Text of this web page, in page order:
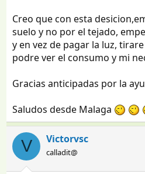
Creo que con esta
suelo y no por el tejado,
y en vez de pagar la luz,
podre ver el consumo y mi
Gracias anticipadas por la
Saludos desde Malaga
V Victorvsc
calladit@